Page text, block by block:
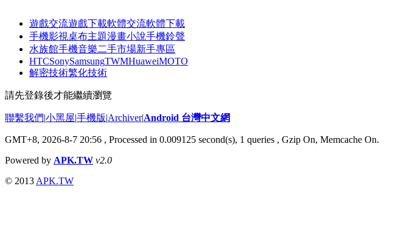
遊戲交流遊戲下載軟體交流軟體下載
手機影視桌布主題漫畫小說手機鈴聲
水族館手機音樂二手市場新手專區
HTCSonySamsungTWMHuaweiMOTO
解密技術繁化技術
請先登錄後才能繼續瀏覽
聯繫我們|小黑屋|手機版|Archiver|Android 台灣中文網
GMT+8, 2026-8-7 20:56 , Processed in 0.009125 second(s), 1 queries , Gzip On, Memcache On.
Powered by APK.TW v2.0
© 2013 APK.TW